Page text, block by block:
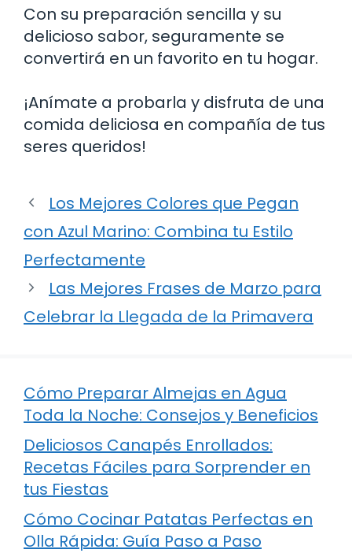
Con su preparación sencilla y su
delicioso sabor, seguramente se
convertirá en un favorito en tu hogar.
¡Anímate a probarla y disfruta de una
comida deliciosa en compañía de tus
seres queridos!
Los Mejores Colores que Pegan
con Azul Marino: Combina tu Estilo
Perfectamente
Las Mejores Frases de Marzo para
Celebrar la Llegada de la Primavera
Cómo Preparar Almejas en Agua
Toda la Noche: Consejos y Beneficios
Deliciosos Canapés Enrollados:
Recetas Fáciles para Sorprender en
tus Fiestas
Cómo Cocinar Patatas Perfectas en
Olla Rápida: Guía Paso a Paso